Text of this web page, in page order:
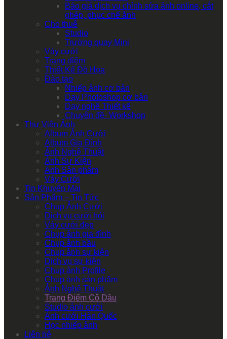
Báo giá dịch vụ chỉnh sửa ảnh online, cắt
ghép, phục chế ảnh
Cho thuê
Studio
Trường quay Mini
Váy cưới
Trang điểm
Thiết Kế Đồ Họa
Đào tạo
Nhiếp ảnh cơ bản
Dạy Photoshop cơ bản
Dạy nghề Thiết kế
Chuyên đề- Workshop
Thư Viện Ảnh
Album Ảnh Cưới
Album Gia Đình
Ảnh Nghệ Thuật
Ảnh Sự Kiện
Ảnh Sản phẩm
Váy Cưới
Tin Khuyến Mại
Sản Phẩm – Tin Tức
Chụp Ảnh Cưới
Dịch vụ cưới hỏi
Váy cưới đẹp
Chụp ảnh gia đình
Chụp ảnh bầu
Chụp ảnh sự kiện
Dịch vụ sự kiện
Chụp ảnh Profile
Chụp ảnh sản phẩm
Ảnh Nghệ Thuật
Trang Điểm Cô Dâu
Studio ảnh cưới
Ảnh cưới Hàn Quốc
Học nhiếp ảnh
Liên hệ